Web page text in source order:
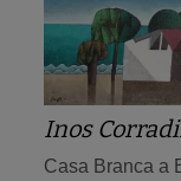
Inos
Casa Branca a